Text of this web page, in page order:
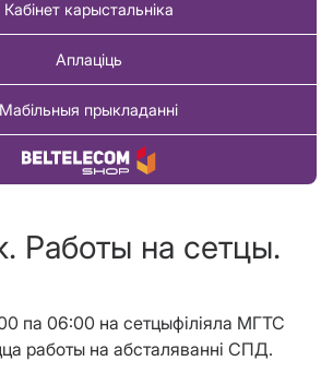
Кабінет карыстальніка
Аплаціць
Мабільныя прыкладанні
Купіць тавар
Работы на сетцы.
па 06:00 на сетцыфіліяла МГТС
работы на абсталяванні СПД.